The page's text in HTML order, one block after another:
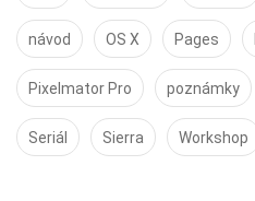
návod OS X Pages
Pixelmator Pro poznámky
Seriál Sierra Workshop